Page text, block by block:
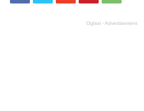
Oglasi - Advertisement